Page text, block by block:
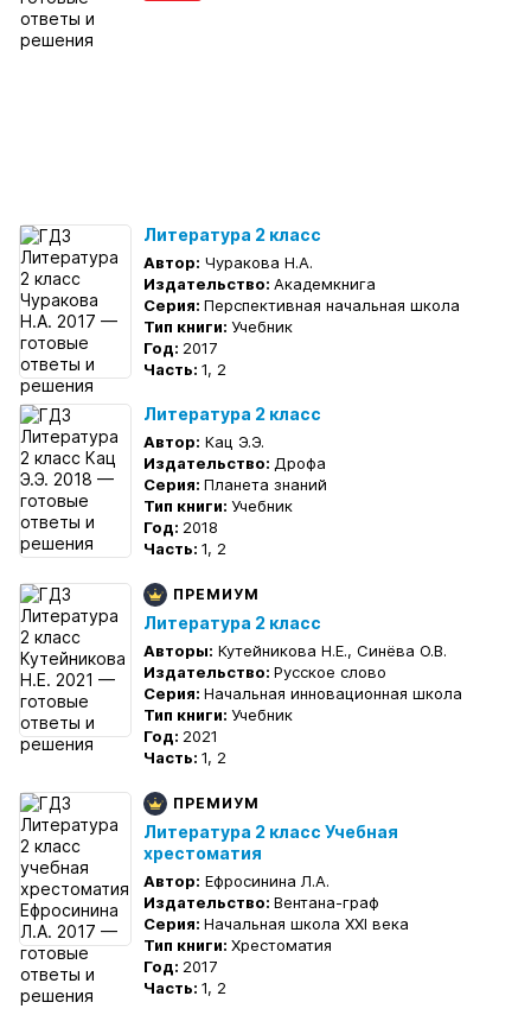
Литература 2 класс
Автор: Чуракова Н.А.
Издательство: Академкнига
Серия: Перспективная начальная школа
Тип книги: Учебник
Год: 2017
Часть: 1, 2
Литература 2 класс
Автор: Кац Э.Э.
Издательство: Дрофа
Серия: Планета знаний
Тип книги: Учебник
Год: 2018
Часть: 1, 2
ПРЕМИУМ
Литература 2 класс
Авторы: Кутейникова Н.Е., Синёва О.В.
Издательство: Русское слово
Серия: Начальная инновационная школа
Тип книги: Учебник
Год: 2021
Часть: 1, 2
ПРЕМИУМ
Литература 2 класс Учебная
хрестоматия
Автор: Ефросинина Л.А.
Издательство: Вентана-граф
Серия: Начальная школа XXI века
Тип книги: Хрестоматия
Год: 2017
Часть: 1, 2